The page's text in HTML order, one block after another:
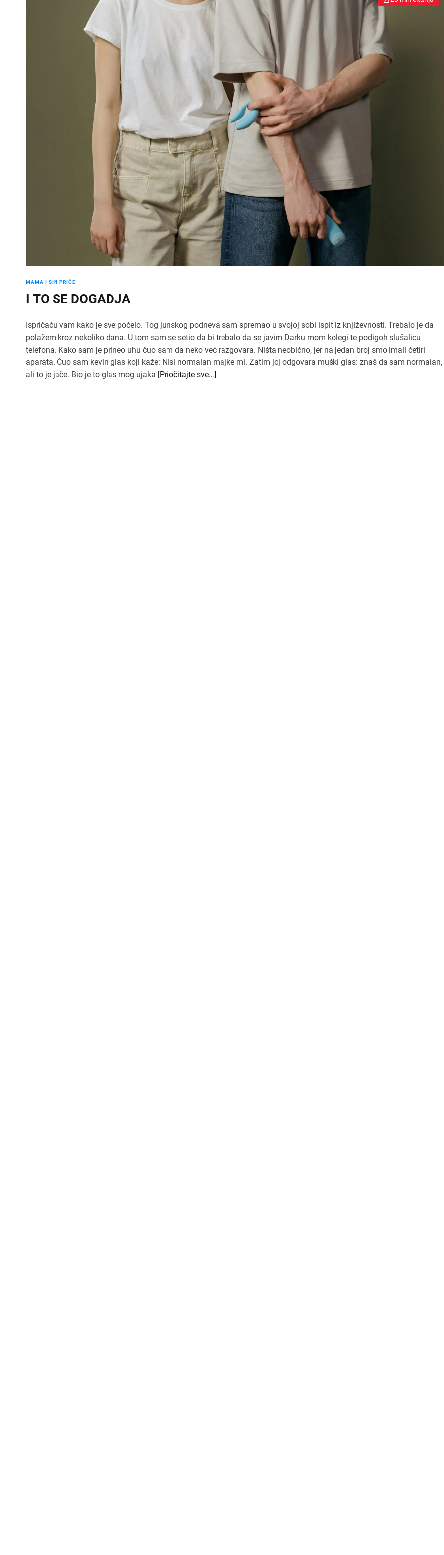
MAMA I SIN PRIČE
I TO SE DOGADJA
Ispričaću vam kako je sve počelo. Tog junskog podneva sam spremao u svojoj sobi ispit iz književnosti. Trebalo je da
polažem kroz nekoliko dana. U tom sam se setio da bi trebalo da se javim Darku mom kolegi te podigoh slušalicu
telefona. Kako sam je prineo uhu čuo sam da neko već razgovara. Ništa neobično, jer na jedan broj smo imali četiri
aparata. Čuo sam kevin glas koji kaže: Nisi normalan majke mi. Zatim joj odgovara muški glas: znaš da sam normalan,
ali to je jače. Bio je to glas mog ujaka [Priočitajte sve…]